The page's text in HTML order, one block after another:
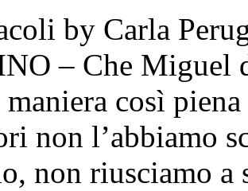
by Carla
– Che Miguel
così
non l’abbiamo
non riusciamo a